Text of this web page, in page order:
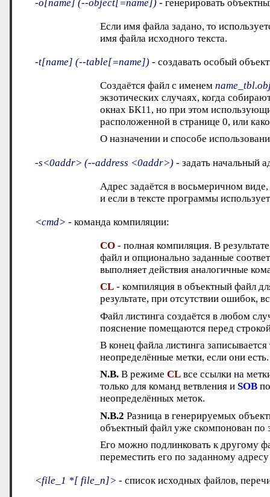
-o[name] (--object[=name]) - генерировать
Если имя файла задано, то
имя файла исходного текста.
-t[name] (--table[=name]) - создавать особый
Создаётся файл с именем
экзотических случаях, когда
окнах БК11, но при этом
расположенной в странице 0, или
О назначении и способе
-s<0addr> (--address <0addr>) - задать начальный
Адрес задаётся в восьмеричном
и если в тексте программы
<cmd> - команда компиляции:
CO - полная компиляция. В
файл и опционально заданные
выполняет действия аналогичные
CL - компиляция в объектный файл
результате, при отсутствии ошибок,
Файл листинга создаётся в любом
пояснение помещаются перед
В конец файла листинга
неопределённые метки, если они есть.
N.B. В режимеCL все ссылки на
только для команд ветвления иSOB
неопределённых меток.
N.B.2 Разница в генерируемых
объектный файл уже скомпонован по
Его можно подлинковать к другому
переместить его по заданному
<file_1 *[ file_n]> - список исходных файлов,